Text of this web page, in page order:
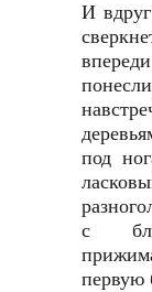
И
под
с
первую